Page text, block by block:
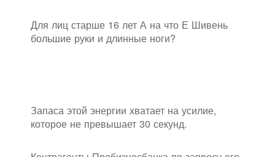
Для лиц старше 16 лет А на что Е Шивень
большие руки и длинные ноги?
Запаса этой энергии хватает на усилие,
которое не превышает 30 секунд.